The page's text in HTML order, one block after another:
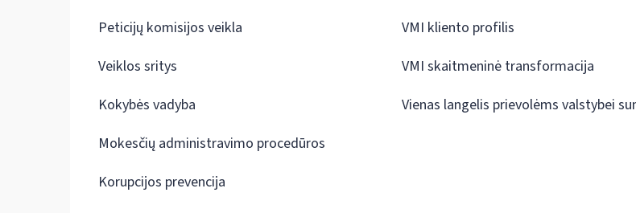
Peticijų komisijos veikla
Veiklos sritys
Kokybės vadyba
Mokesčių administravimo procedūros
Korupcijos prevencija
VMI kliento profilis
VMI skaitmeninė transformacija
Vienas langelis prievolėms valstybei